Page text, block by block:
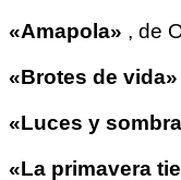
«Amapola» , de
«Brotes de vida»
«Luces y
«La primavera